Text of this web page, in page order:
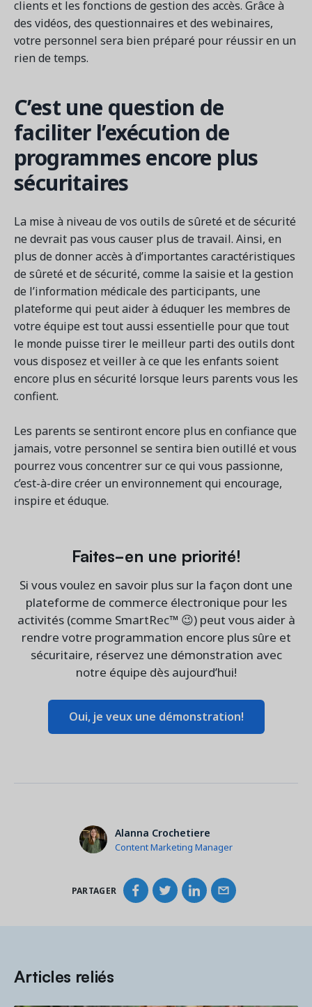
clients et les fonctions de gestion des accès. Grâce à
des vidéos, des questionnaires et des webinaires,
votre personnel sera bien préparé pour réussir en un
rien de temps.
C’est une question de
faciliter l’exécution de
programmes encore plus
sécuritaires
La mise à niveau de vos outils de sûreté et de sécurité
ne devrait pas vous causer plus de travail. Ainsi, en
plus de donner accès à d’importantes caractéristiques
de sûreté et de sécurité, comme la saisie et la gestion
de l’information médicale des participants, une
plateforme qui peut aider à éduquer les membres de
votre équipe est tout aussi essentielle pour que tout
le monde puisse tirer le meilleur parti des outils dont
vous disposez et veiller à ce que les enfants soient
encore plus en sécurité lorsque leurs parents vous les
confient.
Les parents se sentiront encore plus en confiance que
jamais, votre personnel se sentira bien outillé et vous
pourrez vous concentrer sur ce qui vous passionne,
c’est-à-dire créer un environnement qui encourage,
inspire et éduque.
Faites-en une priorité!
Si vous voulez en savoir plus sur la façon dont une
plateforme de commerce électronique pour les
activités (comme SmartRec™ 😉) peut vous aider à
rendre votre programmation encore plus sûre et
sécuritaire, réservez une démonstration avec
notre équipe dès aujourd’hui!
Oui, je veux une démonstration!
Alanna Crochetiere
Content Marketing Manager
PARTAGER
Articles reliés